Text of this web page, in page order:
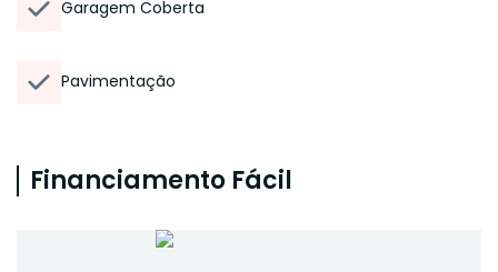
Garagem Coberta
Pavimentação
Financiamento Fácil